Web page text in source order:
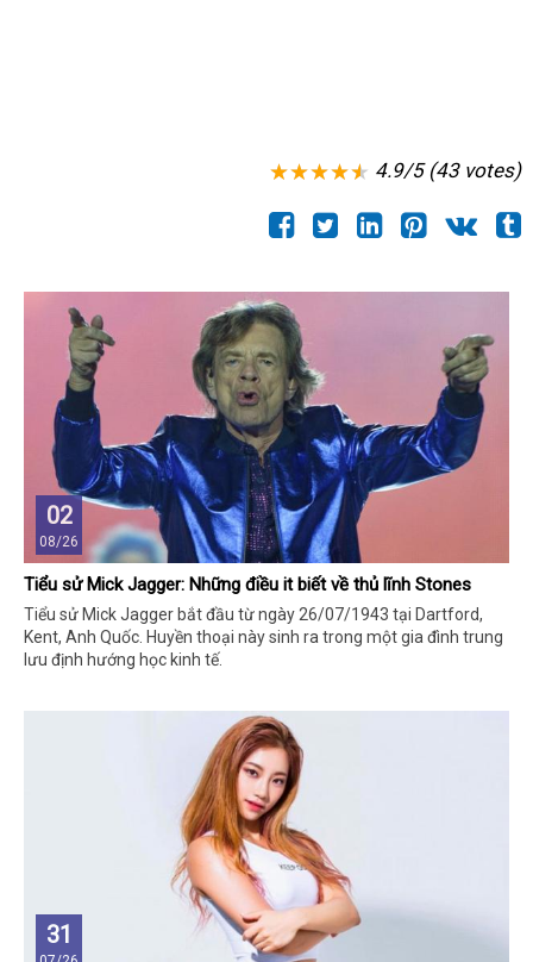
4.9/5 (43 votes)
02
08/26
Tiểu sử Mick Jagger: Những điều it biết về thủ lĩnh Stones
Tiểu sử Mick Jagger bắt đầu từ ngày 26/07/1943 tại Dartford,
Kent, Anh Quốc. Huyền thoại này sinh ra trong một gia đình trung
lưu định hướng học kinh tế.
31